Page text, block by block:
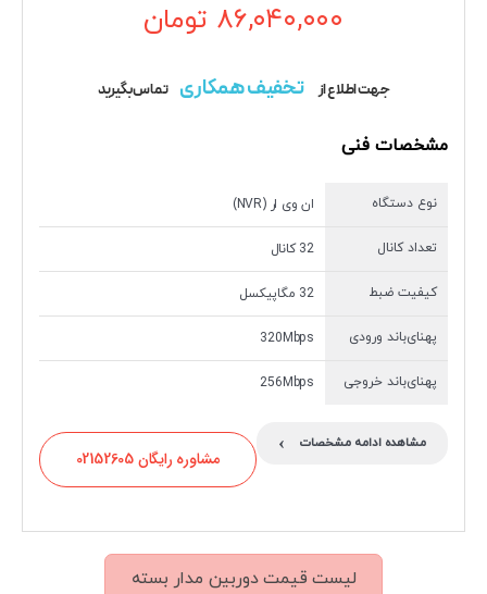
۸۶,۰۴۰,۰۰۰ تومان
جهت اطلاع از تخفیف همکاری تماس بگیرید
مشخصات فنی
نوع دستگاه ان وی ار (NVR)
تعداد کانال 32 کانال
کیفیت ضبط 32 مگاپیکسل
پهنای‌باند ورودی 320Mbps
پهنای‌باند خروجی 256Mbps
مشاهده ادامه مشخصات ›
مشاوره رایگان 02152605
لیست قیمت دوربین مدار بسته